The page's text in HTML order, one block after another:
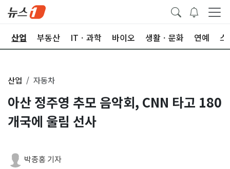
산업 부동산 ITㆍ과학 바이오 생활ㆍ문화 연예 스
산업 자동차
아산 정주영 추모 음악회, CNN 타고 180
개국에 울림 선사
박종홍 기자